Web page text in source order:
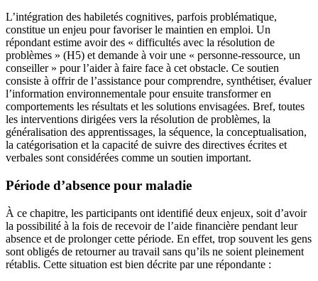
L’intégration des habiletés cognitives, parfois problématique,
constitue un enjeu pour favoriser le maintien en emploi. Un
répondant estime avoir des « difficultés avec la résolution de
problèmes » (H5) et demande à voir une « personne-ressource, un
conseiller » pour l’aider à faire face à cet obstacle. Ce soutien
consiste à offrir de l’assistance pour comprendre, synthétiser, évaluer
l’information environnementale pour ensuite transformer en
comportements les résultats et les solutions envisagées. Bref, toutes
les interventions dirigées vers la résolution de problèmes, la
généralisation des apprentissages, la séquence, la conceptualisation,
la catégorisation et la capacité de suivre des directives écrites et
verbales sont considérées comme un soutien important.
Période d’absence pour maladie
À ce chapitre, les participants ont identifié deux enjeux, soit d’avoir
la possibilité à la fois de recevoir de l’aide financière pendant leur
absence et de prolonger cette période. En effet, trop souvent les gens
sont obligés de retourner au travail sans qu’ils ne soient pleinement
rétablis. Cette situation est bien décrite par une répondante :